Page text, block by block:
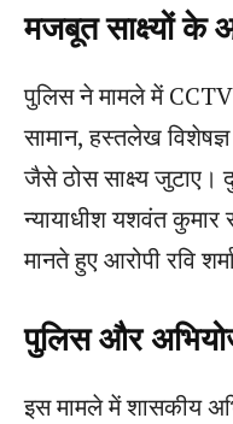
मजबूत साक्ष्यों के
पुलिस ने मामले में
सामान, हस्तलेख विशेषज्ञ
जैसे ठोस साक्ष्य जुटाए।
न्यायाधीश यशवंत
मानते हुए आरोपी रवि
पुलिस और
इस मामले में शासकीय